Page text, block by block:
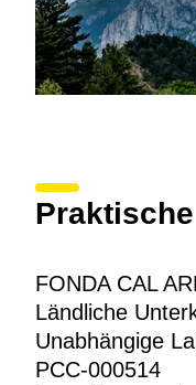
FONDA CAL
Ländliche
Unabhängige
PCC-000514